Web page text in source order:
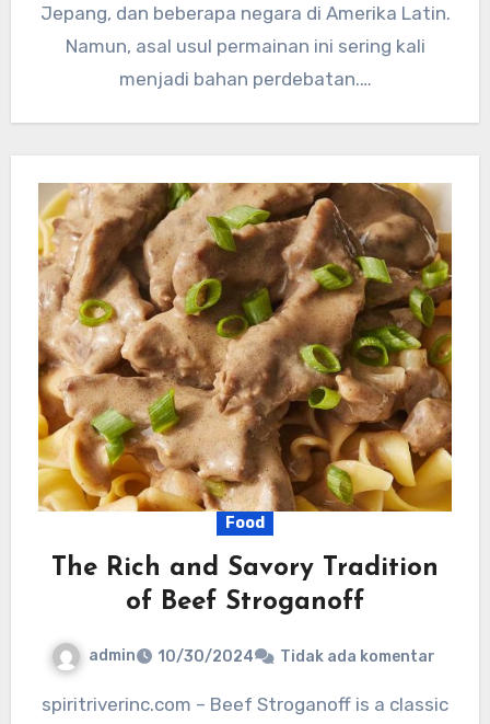
Jepang, dan beberapa negara di Amerika Latin.
Namun, asal usul permainan ini sering kali
menjadi bahan perdebatan.…
Food
The Rich and Savory Tradition
of Beef Stroganoff
admin 10/30/2024 Tidak ada komentar
spiritriverinc.com – Beef Stroganoff is a classic